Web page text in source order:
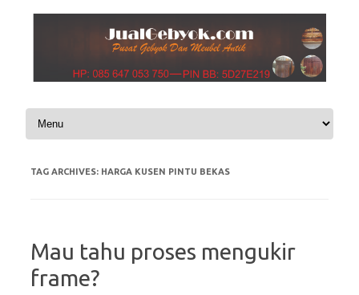
Skip to content
TAG ARCHIVES: HARGA KUSEN PINTU BEKAS
Mau tahu proses mengukir
frame?